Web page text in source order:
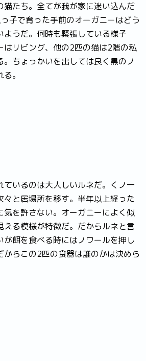
たち。全てが我が家に迷い込んだ
子で育った手前のオーガニーはどう
ようだ。何時も緊張している様子
はリビング、他の2匹の猫は2階の私
。ちょっかいを出しては良く黒のノ
。
いるのは大人しいルネだ。くノ一
々と居場所を移す。半年以上経った
気を許さない。オーガニーによく似
える模様が特徴だ。だからルネと言
が餌を食べる時にはノワールを押し
からこの2匹の食器は誰のかは決めら